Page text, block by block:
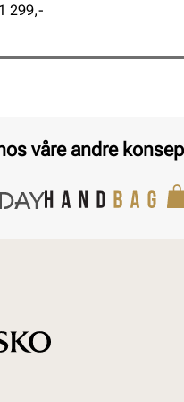
Pris
1 299,-
våre andre